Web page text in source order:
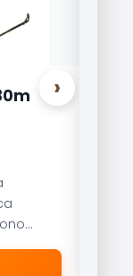
Carretilha
Referência no
Brisa Lite combina
recolhimento com
freio magnético
›